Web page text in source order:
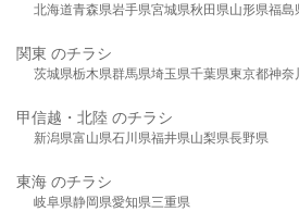
北海道青森県岩手県宮城県秋田県山形県福島
関東 のチラシ
茨城県栃木県群馬県埼玉県千葉県東京都神奈
甲信越・北陸 のチラシ
新潟県富山県石川県福井県山梨県長野県
東海 のチラシ
岐阜県静岡県愛知県三重県